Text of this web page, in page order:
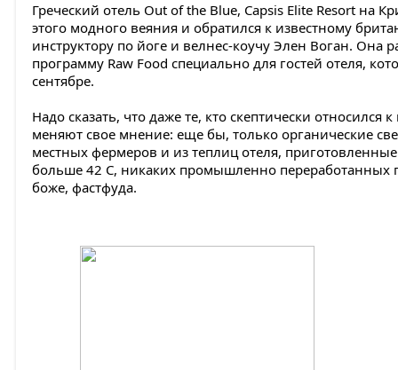
Греческий отель Out of the Blue, Capsis Elite Resort на
этого модного веяния и обратился к известному
инструктору по йоге и велнес-коучу Элен Воган. Она
программу Raw Food специально для гостей отеля,
сентябре.
Надо сказать, что даже те, кто скептически относился
меняют свое мнение: еще бы, только органические
местных фермеров и из теплиц отеля,
больше 42 С, никаких промышленно переработанных
боже, фастфуда.